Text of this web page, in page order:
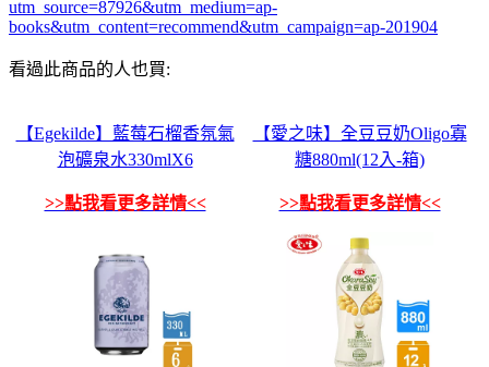
utm_source=87926&utm_medium=ap-
books&utm_content=recommend&utm_campaign=ap-201904
看過此商品的人也買:
【Egekilde】藍莓石榴香氛氣
泡礦泉水330mlX6
>>點我看更多詳情<<
【愛之味】全豆豆奶Oligo寡
糖880ml(12入-箱)
>>點我看更多詳情<<